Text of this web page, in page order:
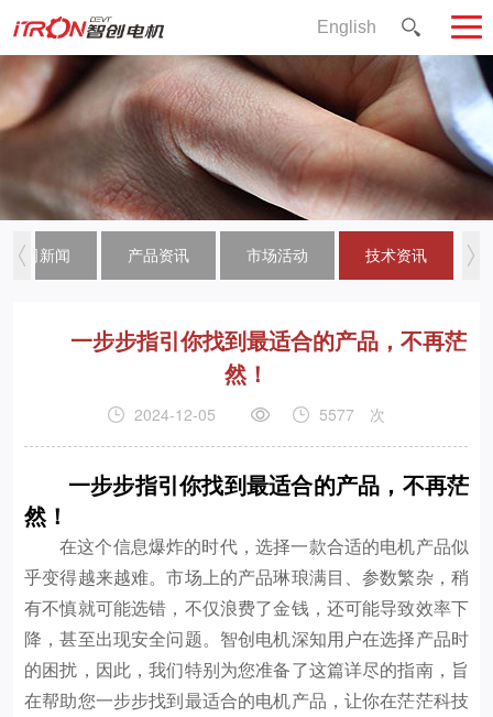
English
公司新闻 产品资讯 市场活动 技术资讯
一步步指引你找到最适合的产品，不再茫
然！
2024-12-05 5577 次
一步步指引你找到最适合的产品，不再茫
然！
在这个信息爆炸的时代，选择一款合适的电机产品似
乎变得越来越难。市场上的产品琳琅满目、参数繁杂，稍
有不慎就可能选错，不仅浪费了金钱，还可能导致效率下
降，甚至出现安全问题。智创电机深知用户在选择产品时
的困扰，因此，我们特别为您准备了这篇详尽的指南，旨
在帮助您一步步找到最适合的电机产品，让你在茫茫科技